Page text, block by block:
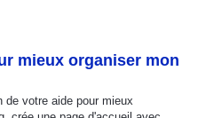
mieux organiser mon
de votre aide pour mieux